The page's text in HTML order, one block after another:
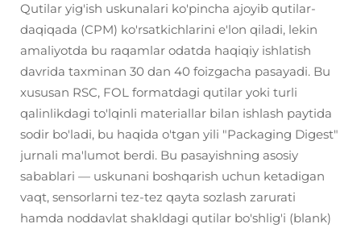
Qutilar yig'ish uskunalari ko'pincha ajoyib qutilar-
daqiqada (CPM) ko'rsatkichlarini e'lon qiladi, lekin
amaliyotda bu raqamlar odatda haqiqiy ishlatish
davrida taxminan 30 dan 40 foizgacha pasayadi. Bu
xususan RSC, FOL formatdagi qutilar yoki turli
qalinlikdagi to'lqinli materiallar bilan ishlash paytida
sodir bo'ladi, bu haqida o'tgan yili "Packaging Digest"
jurnali ma'lumot berdi. Bu pasayishning asosiy
sabablari — uskunani boshqarish uchun ketadigan
vaqt, sensorlarni tez-tez qayta sozlash zarurati
hamda noddavlat shakldagi qutilar bo'shlig'i (blank)